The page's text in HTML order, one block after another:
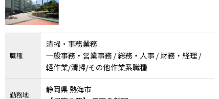
職種
清掃・事務業務
一般事務・営業事務 / 総務・人事 / 財務・経理 /
軽作業/清掃/その他作業系職種
勤務地
静岡県 熱海市
障害者専門の求人検索・スカウトサービス
就労移行支援サービス
障害別専門支援の就労移行支援サービス
よくある質問
採用をお考えの企業様はこちら